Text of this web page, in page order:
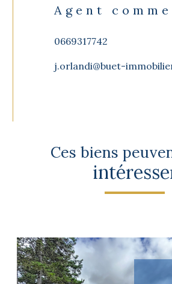
Agent
0669317742
j.orlandi@buet-
Ces biens